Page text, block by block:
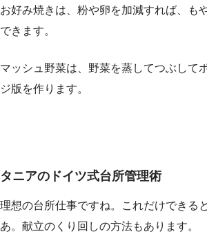
お好み焼きは、粉や卵を加減すれば、も
できます。
マッシュ野菜は、野菜を蒸してつぶして
ジ版を作ります。
タニアのドイツ式台所管理術
理想の台所仕事ですね。これだけできる
あ。献立のくり回しの方法もあります。